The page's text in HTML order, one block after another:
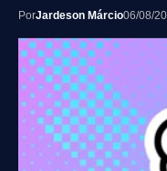
PorJardeson Márcio06/08/